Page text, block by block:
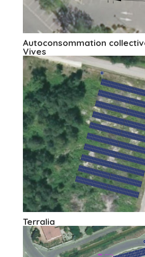
Autoconsommation
Vives
Terralia